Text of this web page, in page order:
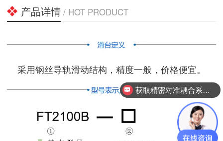
产品详情 / HOT PRODUCT
采用钢丝导轨滑动结构，精度一般，价格便宜。
获取精密对准耦合系统技术方案